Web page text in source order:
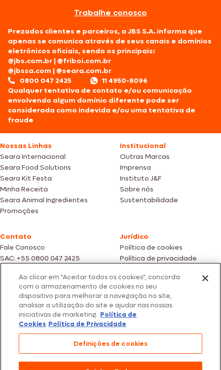
Trabalhe conosco
Prezados clientes e parceiros, a JBS S.A. informa que
apenas se comunica através de seus canais e domínios
eletrônicos oficiais, sendo os principais:
@jbs.com.br |@friboi.com.br
@jbssa.com |@seara.com.br
0800 047 2425
11 4950-8096
Qualquer tentativa de contato e/ou comunicação
envolvendo algum domínio diferente pode ser
considerada como indevida e/ou uma tentativa de
fraude
Nossas Linhas
Seara Internacional
Seara Food Solutions
Seara Kit Festa
Minha Receita
Seara Animal Ingredientes
Promoções
Institucional
Outras Marcas
Imprensa
Instituto J&F
Sobre nós
Sustentabilidade
Contato
Fale Conosco
SAC: +55 0800 047 2425
Jurídico
Política de cookies
Política de privacidade
Fotos meramente ilustrativas | Ofertas válidas enquanto durarem os
estoques dos nossos parceiros | Vendas sujeitas a análise e confirmação
de dados.
Os preços, promoções e condições de pagamento são válidos
exclusivamente para compras efetuadas em nossos parceiros.
Todos os produtos estão sujeitos a disponibilidade de estoque.
São Paulo/SP – CEP 05.118-100
© 2026 Seara. Todos os direitos reservados
Ao clicar em "Aceitar todos os cookies", concorda
com o armazenamento de cookies no seu
dispositivo para melhorar a navegação no site,
analisar a utilização do site e ajudar nas nossas
iniciativas de marketing. Política de
Cookies Política de Privacidade
Definições de cookies